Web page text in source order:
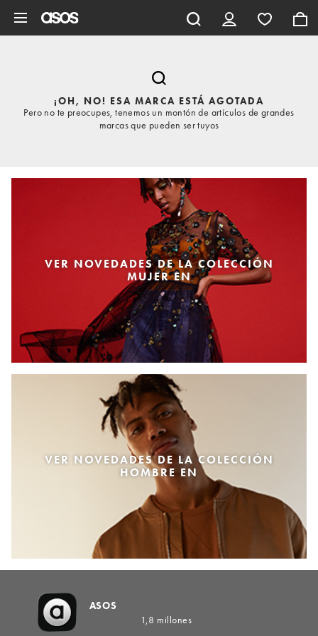
¡OH, NO! ESA MARCA ESTÁ AGOTADA
Pero no te preocupes, tenemos un montón de artículos de grandes
marcas que pueden ser tuyos
VER NOVEDADES DE LA COLECCIÓN
MUJER EN
VER NOVEDADES DE LA COLECCIÓN
HOMBRE EN
ASOS
1,8 millones